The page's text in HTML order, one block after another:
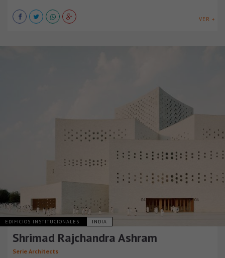
VER +
EDIFICIOS INSTITUCIONALES INDIA
Shrimad Rajchandra Ashram
Serie Architects